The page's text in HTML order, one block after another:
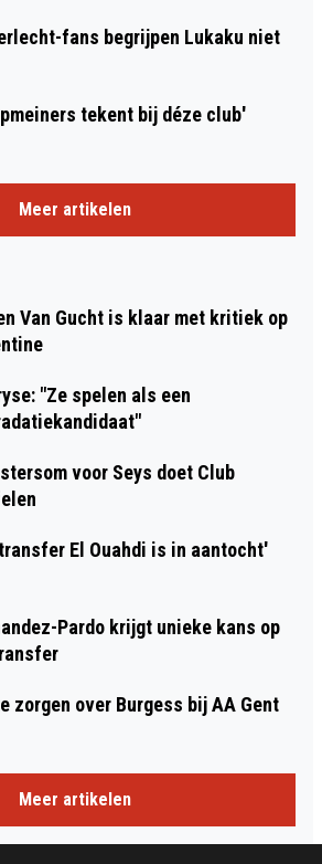
fans begrijpen Lukaku niet
tekent bij déze club'
Meer artikelen
Van Gucht is klaar met kritiek op
"Ze spelen als een
voor Seys doet Club
El Ouahdi is in aantocht'
Pardo krijgt unieke kans op
zorgen over Burgess bij AA Gent
Meer artikelen